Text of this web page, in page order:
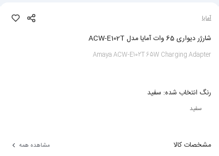
آمایا
شارژر دیواری 65 وات آمایا مدل ACW-E102T
Amaya ACW-E102T 65W Charging Adapter
رنگ انتخاب شده: سفید
سفید
مشخصات کالا مشاهده همه